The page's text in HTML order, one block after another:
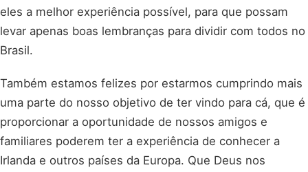
eles a melhor experiência possível, para que possam
levar apenas boas lembranças para dividir com todos no
Brasil.
Também estamos felizes por estarmos cumprindo mais
uma parte do nosso objetivo de ter vindo para cá, que é
proporcionar a oportunidade de nossos amigos e
familiares poderem ter a experiência de conhecer a
Irlanda e outros países da Europa. Que Deus nos